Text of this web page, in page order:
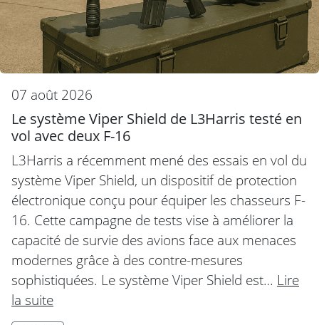
07 août 2026
Le système Viper Shield de L3Harris testé en
vol avec deux F-16
L3Harris a récemment mené des essais en vol du
système Viper Shield, un dispositif de protection
électronique conçu pour équiper les chasseurs F-
16. Cette campagne de tests vise à améliorer la
capacité de survie des avions face aux menaces
modernes grâce à des contre-mesures
sophistiquées. Le système Viper Shield est… Lire
la suite